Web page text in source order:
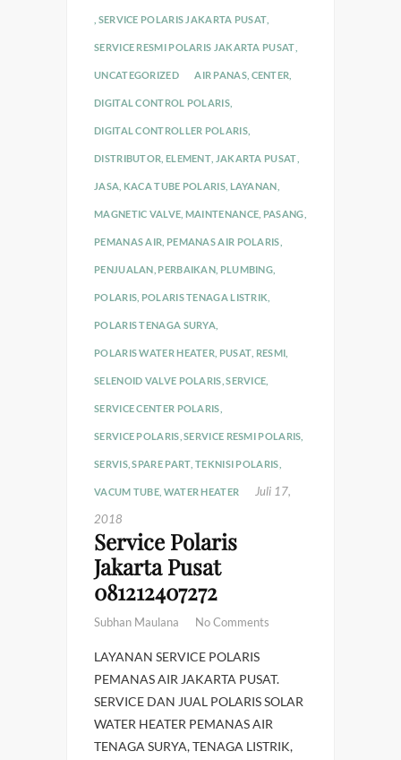
SERVICE POLARIS JAKARTA PUSAT
SERVICE RESMI POLARIS JAKARTA PUSAT
UNCATEGORIZED AIR PANAS, CENTER
DIGITAL CONTROL POLARIS,
DIGITAL CONTROLLER POLARIS,
DISTRIBUTOR ELEMENT JAKARTA PUSAT
JASA KACA TUBE POLARIS, LAYANAN
MAGNETIC VALVE MAINTENANCE PASANG
PEMANAS AIR PEMANAS AIR POLARIS
PENJUALAN PERBAIKAN PLUMBING
POLARIS POLARIS TENAGA LISTRIK
POLARIS TENAGA SURYA
POLARIS WATER HEATER PUSAT RESMI
SELENOID VALVE POLARIS ,SERVICE
SERVICE CENTER POLARIS
SERVICE POLARIS ,SERVICE RESMI POLARIS
SERVIS,SPARE PART ,TEKNISI POLARIS
VACUM TUBE WATER HEATER
Juli 17,
2018
Service Polaris
Jakarta Pusat
081212407272
Subhan Maulana No Comments
LAYANAN SERVICE POLARIS
PEMANAS AIR JAKARTA PUSAT.
SERVICE DAN JUAL POLARIS SOLAR
WATER HEATER PEMANAS AIR
TENAGA SURYA, TENAGA LISTRIK,